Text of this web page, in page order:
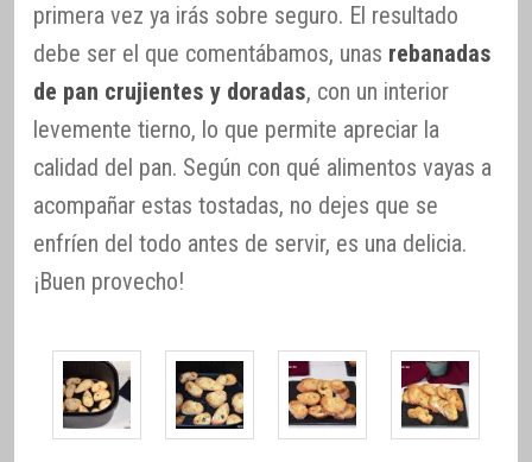
primera vez ya irás sobre seguro. El resultado
debe ser el que comentábamos, unas rebanadas
de pan crujientes y doradas, con un interior
levemente tierno, lo que permite apreciar la
calidad del pan. Según con qué alimentos vayas a
acompañar estas tostadas, no dejes que se
enfríen del todo antes de servir, es una delicia.
¡Buen provecho!